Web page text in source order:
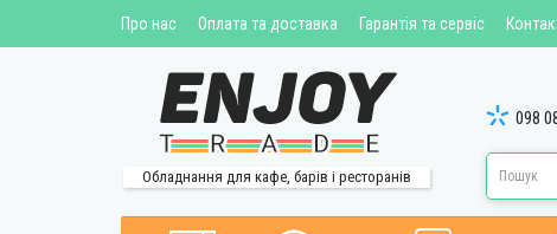
Про нас Оплата та доставка Гарантія та сервіс
Обладнання для кафе, барів і ресторанів
098